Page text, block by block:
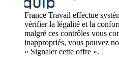
France Travail effectue
vérifier la légalité et la
malgré ces contrôles vous
inappropriés, vous pouvez
« Signaler cette offre ».